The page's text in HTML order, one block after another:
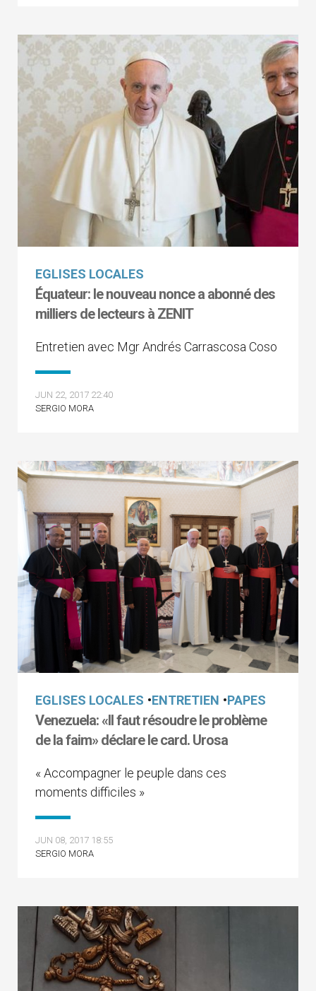
EGLISES LOCALES
Équateur: le nouveau nonce a abonné des
milliers de lecteurs à ZENIT
Entretien avec Mgr Andrés Carrascosa Coso
JUN 22, 2017 22:40
SERGIO MORA
EGLISES LOCALES •ENTRETIEN •PAPES
Venezuela: «Il faut résoudre le problème
de la faim» déclare le card. Urosa
« Accompagner le peuple dans ces
moments difficiles »
JUN 08, 2017 18:55
SERGIO MORA